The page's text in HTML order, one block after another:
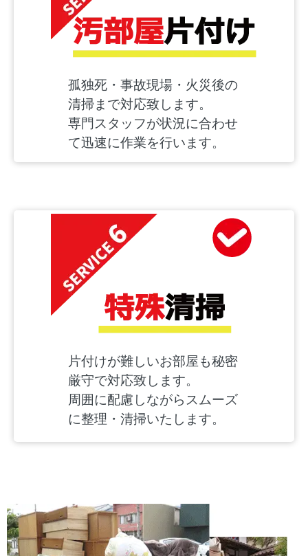
孤独死・事故現場・火災後の
清掃まで対応致します。
専門スタッフが状況に合わせ
て迅速に作業を行います。
片付けが難しいお部屋も秘密
厳守で対応致します。
周囲に配慮しながらスムーズ
に整理・清掃いたします。